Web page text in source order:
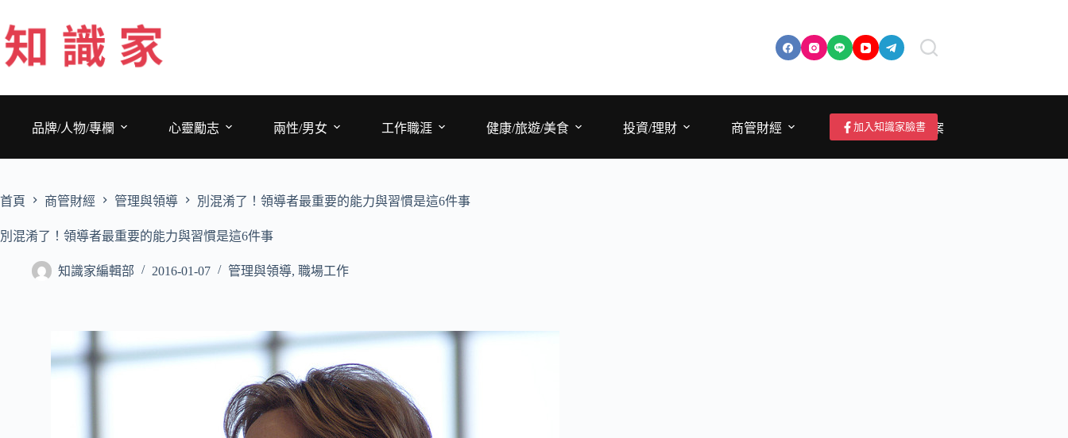
至
主
要
品牌/人物/專欄
心靈勵志 兩性/男女 工作職涯 健康/旅遊/美食 投資/理財 商管財經 成為作者/投稿/提案
加入知識家臉書
首頁 商管財經 管理與領導 別混淆了！領導者最重要的能力與習慣是這6件事
別混淆了！領導者最重要的能力與習慣是這6件事
知識家編輯部 2016-01-07 管理與領導, 職場工作